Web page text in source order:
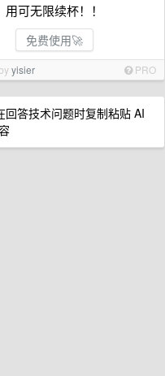
用可无限续杯！！
免费使用🚀
yisier PRO
回答技术问题时复制粘贴 AI